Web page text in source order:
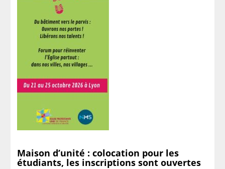
Maison d’unité : colocation pour les
étudiants, les inscriptions sont ouvertes